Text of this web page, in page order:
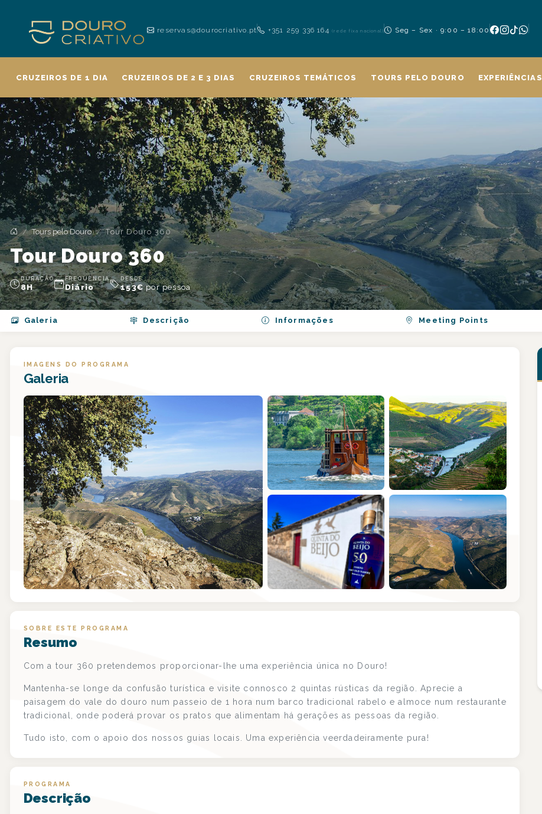
reservas@dourocriativo.pt +351 259 336 164(rede fixa nacional) Seg – Sex · 9:00 – 18:00
CRUZEIROS DE 1 DIA CRUZEIROS DE 2 E 3 DIAS CRUZEIROS TEMÁTICOS TOURS PELO DOURO EXPERIÊNCIAS
Tours pelo Douro Tour Douro 360
Tour Douro 360
DURAÇÃO
8H
FREQUÊNCIA
Diário
DESDE
153€por pessoa
Galeria Descrição Informações Meeting Points
IMAGENS DO PROGRAMA
Galeria
+2
SOBRE ESTE PROGRAMA
Resumo
Com a tour 360 pretendemos proporcionar-lhe uma experiência única no Douro!
Mantenha-se longe da confusão turística e visite connosco 2 quintas rústicas da região. Aprecie a
paisagem do vale do douro num passeio de 1 hora num barco tradicional rabelo e almoce num restaurante
tradicional, onde poderá provar os pratos que alimentam há gerações as pessoas da região.
Tudo isto, com o apoio dos nossos guias locais. Uma experiência veerdadeiramente pura!
PROGRAMA
Descrição